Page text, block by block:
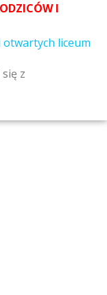
I
otwartych liceum
z